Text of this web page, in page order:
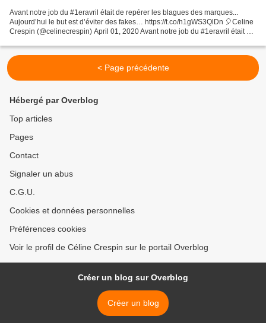
Avant notre job du #1eravril était de repérer les blagues des marques...
Aujourd’hui le but est d’éviter des fakes… https://t.co/h1gWS3QlDn 🎈Celine
Crespin (@celinecrespin) April 01, 2020 Avant notre job du #1eravril était de
< Page précédente
Hébergé par Overblog
Top articles
Pages
Contact
Signaler un abus
C.G.U.
Cookies et données personnelles
Préférences cookies
Voir le profil de Céline Crespin sur le portail Overblog
Créer un blog sur Overblog
Créer un blog